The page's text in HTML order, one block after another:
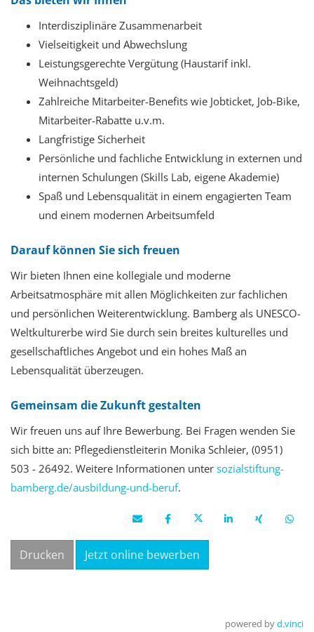
Interdisziplinäre Zusammenarbeit
Vielseitigkeit und Abwechslung
Leistungsgerechte Vergütung (Haustarif inkl.
Weihnachtsgeld)
Zahlreiche Mitarbeiter-Benefits wie Jobticket, Job-Bike,
Mitarbeiter-Rabatte u.v.m.
Langfristige Sicherheit
Persönliche und fachliche Entwicklung in externen und
internen Schulungen (Skills Lab, eigene Akademie)
Spaß und Lebensqualität in einem engagierten Team
und einem modernen Arbeitsumfeld
Darauf können Sie sich freuen
Wir bieten Ihnen eine kollegiale und moderne
Arbeitsatmosphäre mit allen Möglichkeiten zur fachlichen
und persönlichen Weiterentwicklung. Bamberg als UNESCO-
Weltkulturerbe wird Sie durch sein breites kulturelles und
gesellschaftliches Angebot und ein hohes Maß an
Lebensqualität überzeugen.
Gemeinsam die Zukunft gestalten
Wir freuen uns auf Ihre Bewerbung. Bei Fragen wenden Sie
sich bitte an: Pflegedienstleiterin Monika Schleier, (0951)
503 - 26492. Weitere Informationen unter sozialstiftung-
bamberg.de/ausbildung-und-beruf.
Drucken Jetzt online bewerben
powered byd.vinci